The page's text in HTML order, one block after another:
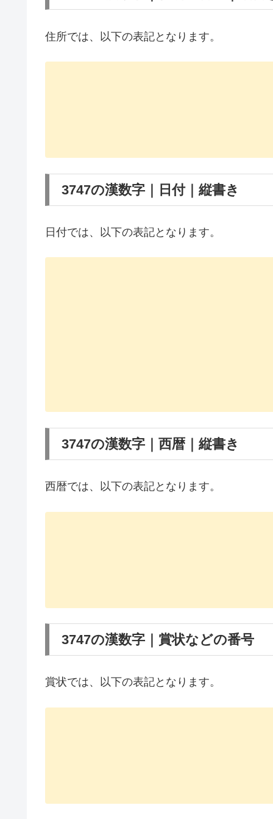
住所では、以下の表記となります。
3747の漢数字｜日付｜縦書き
日付では、以下の表記となります。
3747の漢数字｜西暦｜縦書き
西暦では、以下の表記となります。
3747の漢数字｜賞状などの番号
賞状では、以下の表記となります。